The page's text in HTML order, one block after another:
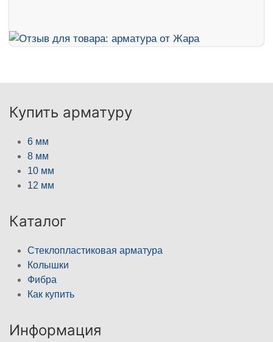
Купить арматуру
6 мм
8 мм
10 мм
12 мм
Каталог
Стеклопластиковая арматура
Колышки
Фибра
Как купить
Информация